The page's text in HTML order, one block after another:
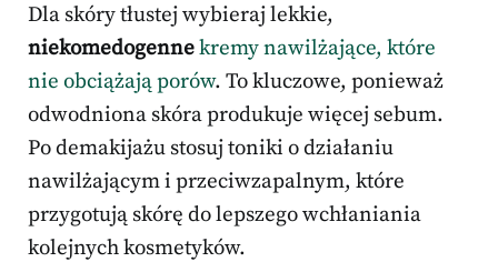
Dla skóry tłustej wybieraj lekkie,
niekomedogennekremy nawilżające, które
nie obciążają porów. To kluczowe, ponieważ
odwodniona skóra produkuje więcej sebum.
Po demakijażu stosuj toniki o działaniu
nawilżającym i przeciwzapalnym, które
przygotują skórę do lepszego wchłaniania
kolejnych kosmetyków.